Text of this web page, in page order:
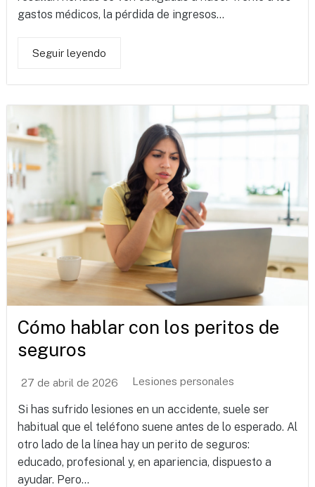
gastos médicos, la pérdida de ingresos...
Seguir leyendo
Cómo hablar con los peritos de
seguros
27 de abril de 2026 Lesiones personales
Si has sufrido lesiones en un accidente, suele ser
habitual que el teléfono suene antes de lo esperado. Al
otro lado de la línea hay un perito de seguros:
educado, profesional y, en apariencia, dispuesto a
ayudar. Pero...